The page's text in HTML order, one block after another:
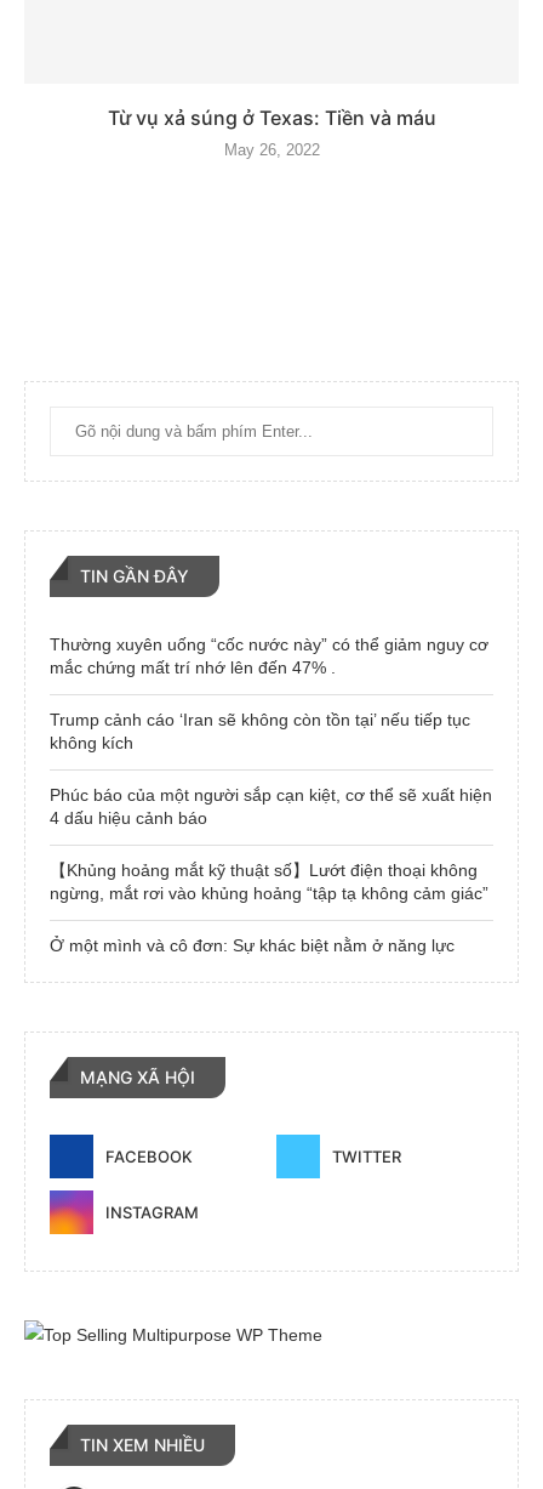
Từ vụ xả súng ở Texas: Tiền và máu
May 26, 2022
TIN GẦN ĐÂY
Thường xuyên uống “cốc nước này” có thể giảm nguy cơ
mắc chứng mất trí nhớ lên đến 47% .
Trump cảnh cáo ‘Iran sẽ không còn tồn tại’ nếu tiếp tục
không kích
Phúc báo của một người sắp cạn kiệt, cơ thể sẽ xuất hiện
4 dấu hiệu cảnh báo
【Khủng hoảng mắt kỹ thuật số】Lướt điện thoại không
ngừng, mắt rơi vào khủng hoảng “tập tạ không cảm giác”
Ở một mình và cô đơn: Sự khác biệt nằm ở năng lực
MẠNG XÃ HỘI
FACEBOOK TWITTER
INSTAGRAM
TIN XEM NHIỀU